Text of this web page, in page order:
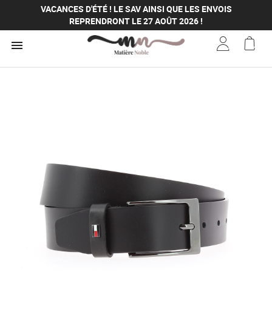
VACANCES D'ÉTÉ ! LE SAV AINSI QUE LES ENVOIS
REPRENDRONT LE 27 AOÛT 2026 !
VACANCES D'ÉTÉ ! LE SAV AINSI QUE LES ENVOIS
REPRENDRONT LE 27 AOÛT 2026 !
